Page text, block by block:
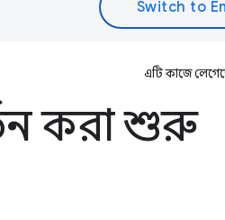
এটি কাজে
করা শুরু